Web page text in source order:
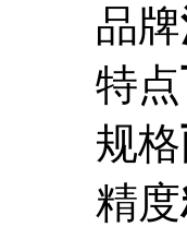
品牌
特点
规格
精度